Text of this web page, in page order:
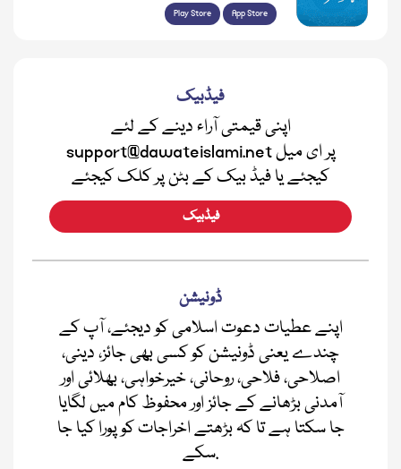
Play Store App Store
فیڈبیک
اپنی قیمتی آراء دینے کے لئے
support@dawateislami.net پر ای میل
کیجئے یا فیڈ بیک کے بٹن پر کلک کیجئے
فیڈبیک
ڈونیشن
اپنے عطیات دعوت اسلامی کو دیجئے، آپ کے
چندے یعنی ڈونیشن کو کسی بھی جائز، دینی،
اصلاحی، فلاحی، روحانی، خیرخواہی، بھلائی اور
آمدنی بڑھانے کے جائز اور محفوظ کام میں لگایا
جا سکتا ہے تا کہ بڑھتے اخراجات کو پورا کیا جا
سکے.